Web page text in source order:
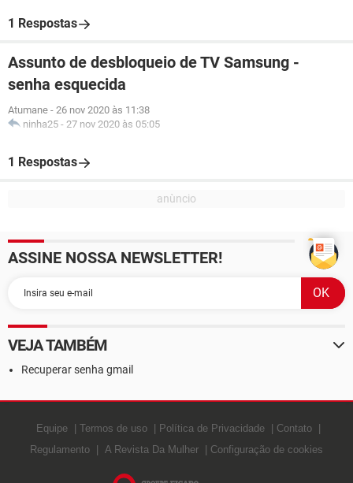
1 Respostas
Assunto de desbloqueio de TV Samsung -
senha esquecida
Atumane - 26 nov 2020 às 11:38
ninha25 - 27 nov 2020 às 05:05
1 Respostas
ASSINE NOSSA NEWSLETTER!
VEJA TAMBÉM
Recuperar senha gmail
Equipe Termos de uso Política de Privacidade
Contato
Regulamento
A Revista Da Mulher Configuração de cookies